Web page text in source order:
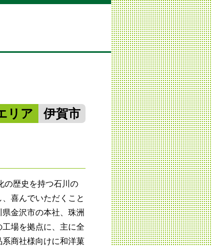
リア 伊賀市
の歴史を持つ石川の
喜んでいただくこと
金沢市の本社、珠洲
場を拠点に、主に全
商社様向けに和洋菓